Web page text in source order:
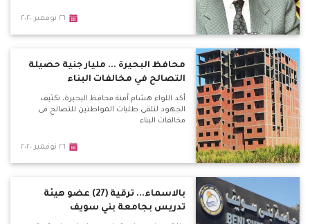
٢٦ نوفمبر ٢٠٢٠
محافظ البحيرة ... مليار جنية حصيلة
التصالح في مخالفات البناء
أكد اللواء هشام آمنة محافظ البحيرة، تكثيف
الجهود لتلقى طلبات المواطنين للتصالح فى
مخالفات البناء
٢٦ نوفمبر ٢٠٢٠
بالاسماء... ترقية (27) عضو هيئة
تدريس بجامعة بني سويف